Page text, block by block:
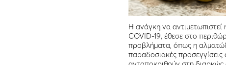
Η ανάγκη να
COVID-19, έθεσε στο
προβλήματα, όπως η
παραδοσιακές